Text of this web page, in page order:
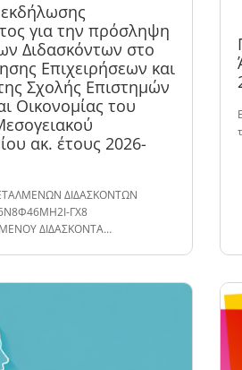
για την πρόσληψη
Διδασκόντων στο
Επιχειρήσεων και
Σχολής Επιστημών
Οικονομίας του
ακ. έτους 2026-
ΔΙΔΑΣΚΟΝΤΩΝ
ΓΧ8
ΔΙΔΑΣΚΟΝΤΑ…